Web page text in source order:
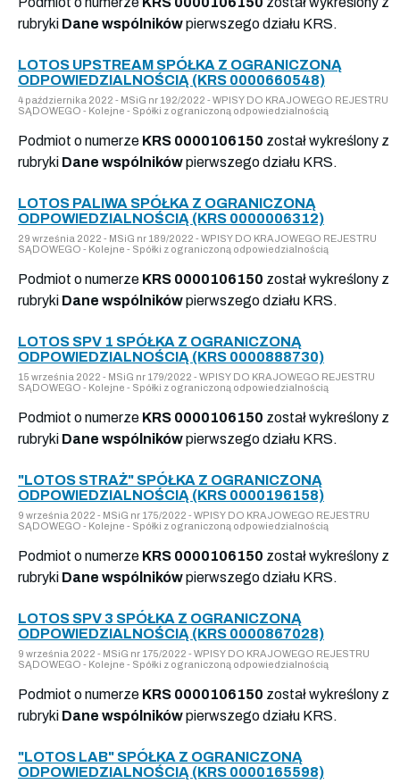
rubryki Dane wspólnikówpierwszego działu KRS.
LOTOS UPSTREAM SPÓŁKA Z OGRANICZONĄ
ODPOWIEDZIALNOŚCIĄ (KRS 0000660548)
4 października 2022 - MSiG nr 192/2022 - WPISY DO KRAJOWEGO REJESTRU
SĄDOWEGO - Kolejne - Spółki z ograniczoną odpowiedzialnością
Podmiot o numerze KRS 0000106150 został wykreślony z
rubryki Dane wspólnikówpierwszego działu KRS.
LOTOS PALIWA SPÓŁKA Z OGRANICZONĄ
ODPOWIEDZIALNOŚCIĄ (KRS 0000006312)
29 września 2022 - MSiG nr 189/2022 - WPISY DO KRAJOWEGO REJESTRU
SĄDOWEGO - Kolejne - Spółki z ograniczoną odpowiedzialnością
Podmiot o numerze KRS 0000106150 został wykreślony z
rubryki Dane wspólnikówpierwszego działu KRS.
LOTOS SPV 1 SPÓŁKA Z OGRANICZONĄ
ODPOWIEDZIALNOŚCIĄ (KRS 0000888730)
15 września 2022 - MSiG nr 179/2022 - WPISY DO KRAJOWEGO REJESTRU
SĄDOWEGO - Kolejne - Spółki z ograniczoną odpowiedzialnością
Podmiot o numerze KRS 0000106150 został wykreślony z
rubryki Dane wspólnikówpierwszego działu KRS.
"LOTOS STRAŻ" SPÓŁKA Z OGRANICZONĄ
ODPOWIEDZIALNOŚCIĄ (KRS 0000196158)
9 września 2022 - MSiG nr 175/2022 - WPISY DO KRAJOWEGO REJESTRU
SĄDOWEGO - Kolejne - Spółki z ograniczoną odpowiedzialnością
Podmiot o numerze KRS 0000106150 został wykreślony z
rubryki Dane wspólnikówpierwszego działu KRS.
LOTOS SPV 3 SPÓŁKA Z OGRANICZONĄ
ODPOWIEDZIALNOŚCIĄ (KRS 0000867028)
9 września 2022 - MSiG nr 175/2022 - WPISY DO KRAJOWEGO REJESTRU
SĄDOWEGO - Kolejne - Spółki z ograniczoną odpowiedzialnością
Podmiot o numerze KRS 0000106150 został wykreślony z
rubryki Dane wspólnikówpierwszego działu KRS.
"LOTOS LAB" SPÓŁKA Z OGRANICZONĄ
ODPOWIEDZIALNOŚCIĄ (KRS 0000165598)